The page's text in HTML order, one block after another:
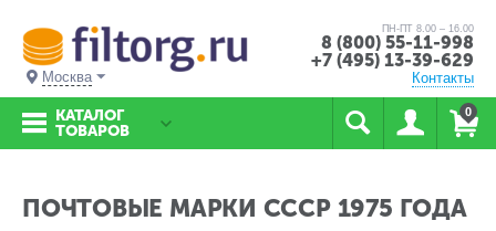
Москва
ПН-ПТ 8.00 – 16.00
8 (800) 55-11-998
+7 (495) 13-39-629
Контакты
0
КАТАЛОГ
ТОВАРОВ
ПОЧТОВЫЕ МАРКИ СССР 1975 ГОДА